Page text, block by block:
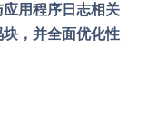
用程序日志相关
，并全面优化性